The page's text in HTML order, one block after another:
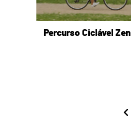
Percurso Ciclável Zen